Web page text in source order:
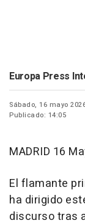
Europa Press
Sábado, 16 mayo
Publicado: 14:05
MADRID 16
El flamante
ha dirigido
discurso tras